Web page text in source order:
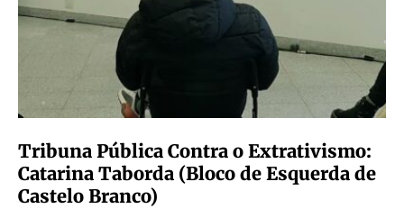
Tribuna Pública Contra o Extrativismo:
Catarina Taborda (Bloco de Esquerda de
Castelo Branco)